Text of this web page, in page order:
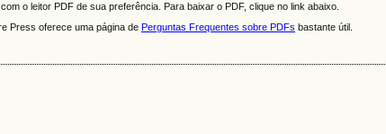
o leitor PDF de sua preferência. Para baixar o PDF, clique no link abaixo.
Press oferece uma página de Perguntas Frequentes sobre PDFs bastante útil.